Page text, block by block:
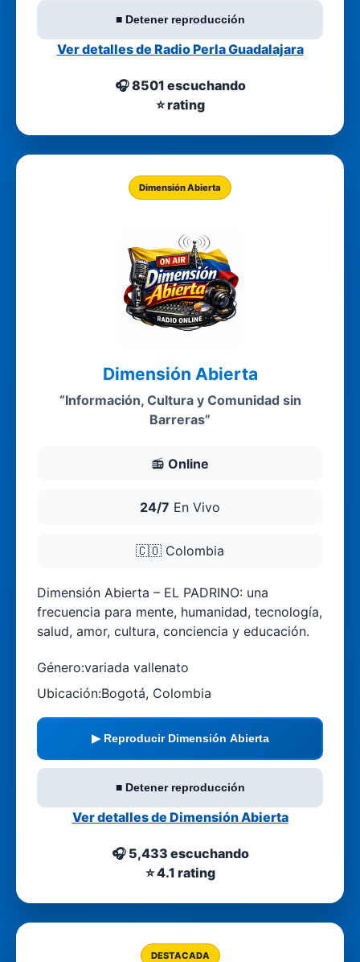
■ Detener reproducción
Ver detalles de Radio Perla Guadalajara
🎧 8501 escuchando
⭐ rating
Dimensión Abierta
Dimensión Abierta
“Información, Cultura y Comunidad sin
Barreras”
📻 Online
24/7 En Vivo
🇨🇴 Colombia
Dimensión Abierta – EL PADRINO: una
frecuencia para mente, humanidad, tecnología,
salud, amor, cultura, conciencia y educación.
Género:variada vallenato
Ubicación:Bogotá, Colombia
▶ Reproducir Dimensión Abierta
■ Detener reproducción
Ver detalles de Dimensión Abierta
🎧 5,433 escuchando
⭐ 4.1 rating
DESTACADA